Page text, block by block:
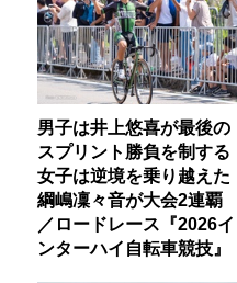
男子は井上悠喜が最後の
スプリント勝負を制する
女子は逆境を乗り越えた
綱嶋凜々音が大会2連覇
／ロードレース『2026イ
ンターハイ自転車競技』